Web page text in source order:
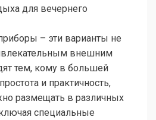
для вечернего
– эти варианты не
внешним
тем, кому в большей
и практичность,
размещать в различных
специальные